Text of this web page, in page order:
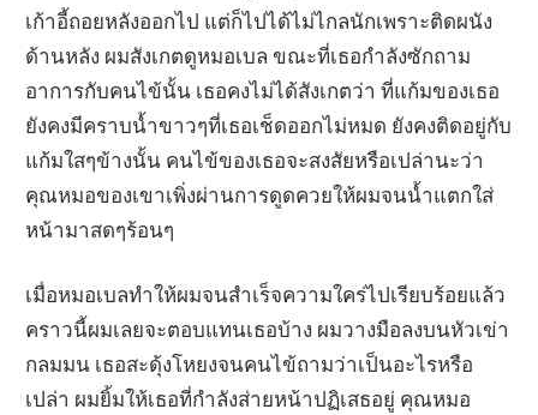
เก้าอี้ถอยหลังออกไป แต่ก็ไปได้ไม่ไกลนักเพราะติดผนัง
ด้านหลัง ผมสังเกตดูหมอเบล ขณะที่เธอกำลังซักถาม
อาการกับคนไข้นั้น เธอคงไม่ได้สังเกตว่า ที่แก้มของเธอ
ยังคงมีคราบน้ำขาวๆที่เธอเช็ดออกไม่หมด ยังคงติดอยู่กับ
แก้มใสๆข้างนั้น คนไข้ของเธอจะสงสัยหรือเปล่านะว่า
คุณหมอของเขาเพิ่งผ่านการดูดควยให้ผมจนน้ำแตกใส่
หน้ามาสดๆร้อนๆ
เมื่อหมอเบลทำให้ผมจนสำเร็จความใคร่ไปเรียบร้อยแล้ว
คราวนี้ผมเลยจะตอบแทนเธอบ้าง ผมวางมือลงบนหัวเข่า
กลมมน เธอสะดุ้งโหยงจนคนไข้ถามว่าเป็นอะไรหรือ
เปล่า ผมยิ้มให้เธอที่กำลังส่ายหน้าปฏิเสธอยู่ คุณหมอ